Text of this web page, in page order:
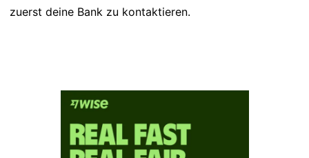
zuerst deine Bank zu kontaktieren.